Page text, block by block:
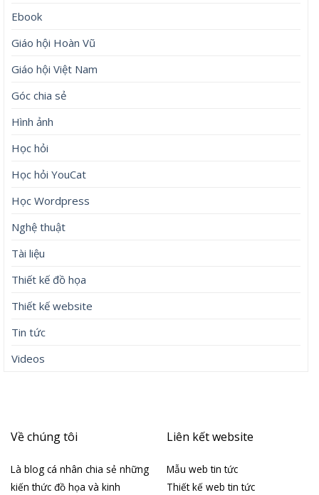
Ebook
Giáo hội Hoàn Vũ
Giáo hội Việt Nam
Góc chia sẻ
Hình ảnh
Học hỏi
Học hỏi YouCat
Học Wordpress
Nghệ thuật
Tài liệu
Thiết kế đồ họa
Thiết kế website
Tin tức
Videos
Về chúng tôi
Là blog cá nhân chia sẻ những
kiến thức đồ họa và kinh
Liên kết website
Mẫu web tin tức
Thiết kế web tin tức